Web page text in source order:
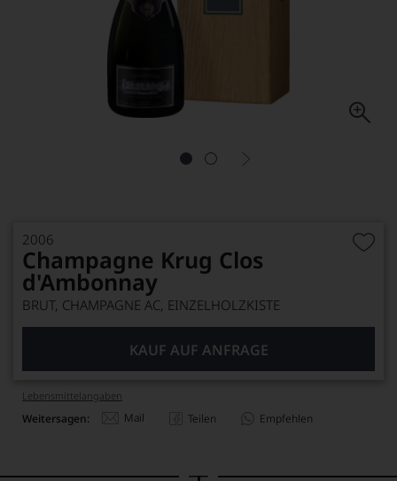
2006
Champagne Krug Clos
d'Ambonnay
BRUT, CHAMPAGNE AC, EINZELHOLZKISTE
KAUF AUF ANFRAGE
Lebensmittel­angaben
Weitersagen: Mail Teilen Empfehlen